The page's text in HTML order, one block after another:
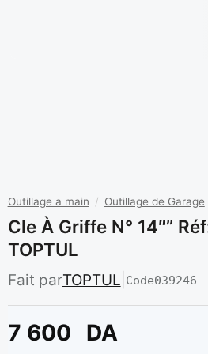
Outillage a main / Outillage de Garage
Cle À Griffe N° 14″”
TOPTUL
Fait parTOPTUL Code039246
7 600 DA